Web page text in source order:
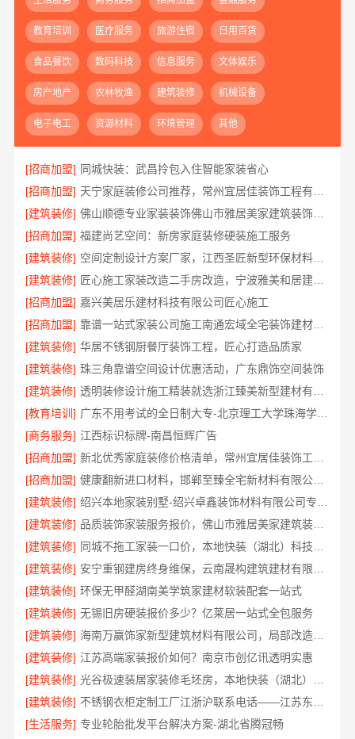
教育培训 医疗服务 旅游住宿 日用百货
食品餐饮 数码科技 信息服务 文体娱乐
房产地产 农林牧渔 建筑装修 机械设备
电子电工 资源材料 环境管理 其他
[招商加盟] 同城快装：武昌拎包入住智能家装省心
[招商加盟]
[建筑装修]
佛山顺德专业家装装饰佛山市雅居美家建筑装饰工程有限公司
[招商加盟] 福建尚艺空间：新房家庭装修硬装施工服务
[建筑装修]
空间定制设计方案厂家，江西圣匠新型环保材料有限公司，个性化全屋整装
[建筑装修]
匠心施工家装改造二手房改造，宁波雅美和居建材科技有限公司
[招商加盟] 嘉兴美居乐建材科技有限公司匠心施工
[招商加盟]
靠谱一站式家装公司施工南通宏域全宅装饰建材有限公司
[建筑装修] 华居不锈钢厨餐厅装饰工程，匠心打造品质家
[建筑装修] 珠三角靠谱空间设计优惠活动，广东鼎饰空间装饰
[建筑装修]
[教育培训]
广东不用考试的全日制大专-北京理工大学珠海学院继教院
[商务服务] 江西标识标牌-南昌恒辉广告
[招商加盟]
[招商加盟]
健康翻新进口材料，邯郸至臻全宅新材料有限公司臻选全球优质原料
[建筑装修]
[建筑装修]
品质装饰家装服务报价，佛山市雅居美家建筑装饰工程有限公司透明实惠
[建筑装修]
[建筑装修]
[建筑装修] 环保无甲醛湖南美学筑家建材软装配套一站式
[建筑装修] 无锡旧房硬装报价多少？亿莱居一站式全包服务
[建筑装修]
海南万赢饰家新型建筑材料有限公司，局部改造居室报价明细
[建筑装修] 江苏高端家装报价如何？南京市创亿讯透明实惠
[建筑装修]
[建筑装修]
[生活服务] 专业轮胎批发平台解决方案-湖北省腾冠畅